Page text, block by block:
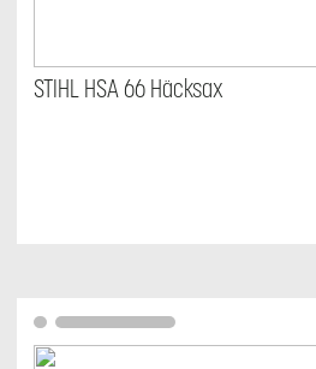
STIHL HSA 66 Häcksax